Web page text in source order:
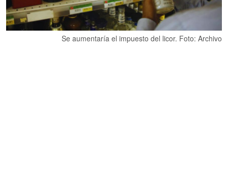
Se aumentaría el impuesto del licor. Foto: Archivo